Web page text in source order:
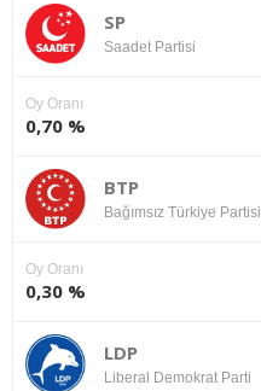
SP
Saadet Partisi
Oy Oranı
0,70 %
BTP
Bağımsız Türkiye Partisi
Oy Oranı
0,30 %
LDP
Liberal Demokrat Parti